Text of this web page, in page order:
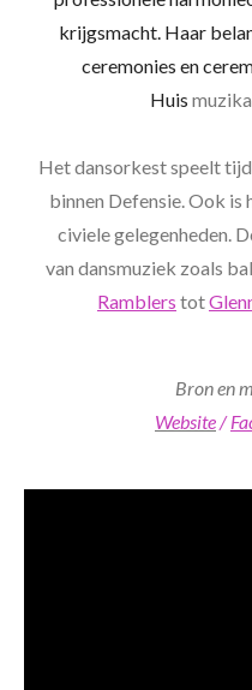
krijgsmacht. Haar
ceremonies en
Huis
Het dansorkest speelt
binnen Defensie. Ook is
civiele gelegenheden.
van dansmuziek zoals
Ramblers tot
Bron en
Website /